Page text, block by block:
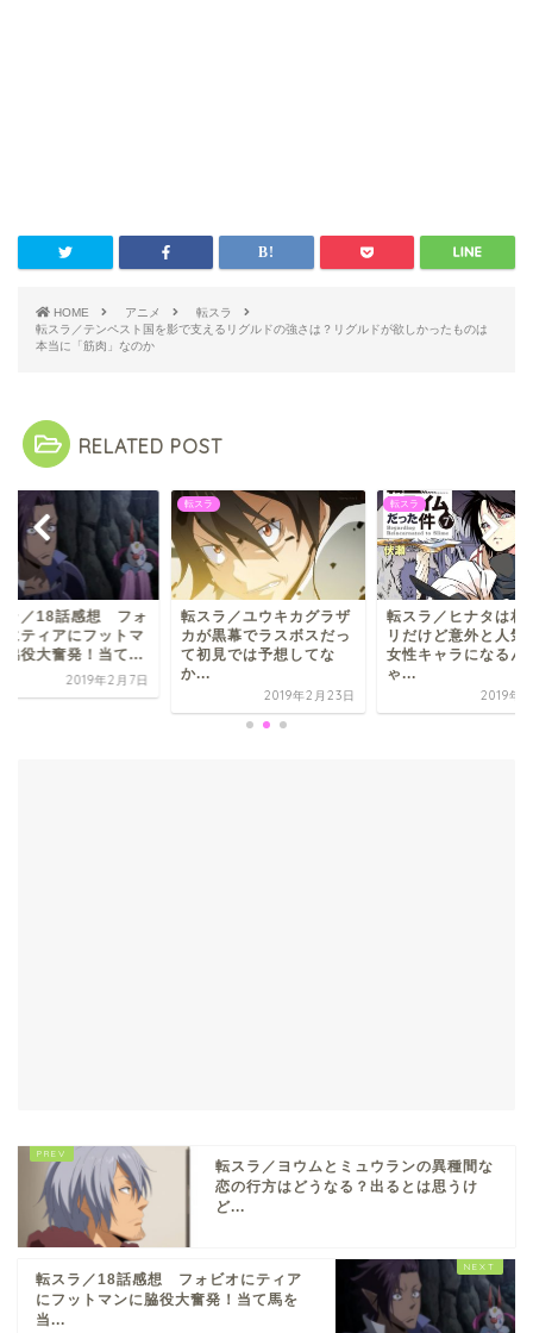
HOME アニメ
転スラ
転スラ／テンペスト国を影で支えるリグルドの強さは？リグルドが欲しかったものは
本当に「筋肉」なのか
RELATED POST
ラ／ユウキカグラザ
黒幕でラスボスだっ
見では予想してな
2019年2月23日
転スラ
転スラ／ヒナタは相手ア
リだけど意外と人気上位
女性キャラになるんじ
ゃ...
2019年3月1日
転スラ
転スラ／18話感想
ビオにティアにフッ
ンに脇役大奮発！当
転スラ／ヨウムとミュウランの異種間な
恋の行方はどうなる？出るとは思うけ
ど...
転スラ／18話感想 フォビオにティア
にフットマンに脇役大奮発！当て馬を
当...